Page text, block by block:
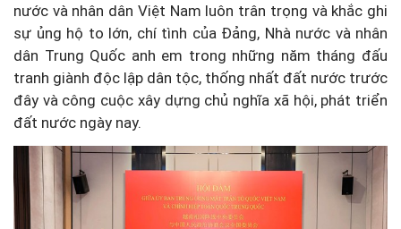
nước và nhân dân Việt Nam luôn trân trọng và khắc ghi
sự ủng hộ to lớn, chí tình của Đảng, Nhà nước và nhân
dân Trung Quốc anh em trong những năm tháng đấu
tranh giành độc lập dân tộc, thống nhất đất nước trước
đây và công cuộc xây dựng chủ nghĩa xã hội, phát triển
đất nước ngày nay.